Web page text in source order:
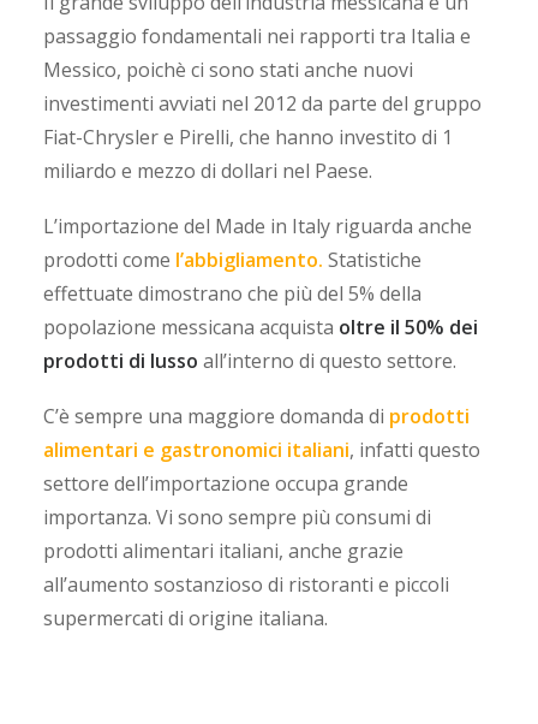
passaggio fondamentali nei rapporti tra Italia e
Messico, poichè ci sono stati anche nuovi
investimenti avviati nel 2012 da parte del gruppo
Fiat-Chrysler e Pirelli, che hanno investito di 1
miliardo e mezzo di dollari nel Paese.
L’importazione del Made in Italy riguarda anche
prodotti come l’abbigliamento. Statistiche
effettuate dimostrano che più del 5% della
popolazione messicana acquista oltre il 50% dei
prodotti di lusso all’interno di questo settore.
C’è sempre una maggiore domanda di prodotti
alimentari e gastronomici italiani, infatti questo
settore dell’importazione occupa grande
importanza. Vi sono sempre più consumi di
prodotti alimentari italiani, anche grazie
all’aumento sostanzioso di ristoranti e piccoli
supermercati di origine italiana.